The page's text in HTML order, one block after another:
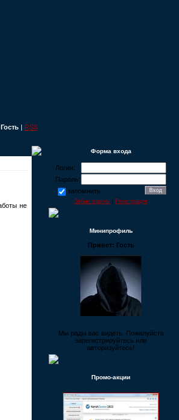
Гость | RSS
не
Форма входа
Логин:
Пароль:
запомнить
Забыл пароль Регистрация
Минипрофиль
Привет: Гость
Мы рады вас видеть. Пожалуйста
зарегистрируйтесь или
авторизуйтесь!
Промо-акции